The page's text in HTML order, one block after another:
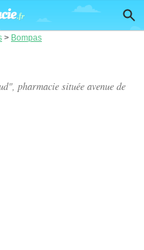
> Bompas
pharmacie située avenue de